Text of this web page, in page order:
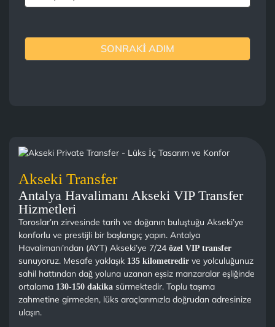
SONRAKİ ADIM
Akseki Transfer
Antalya Havalimanı Akseki VIP Transfer
Hizmetleri
Toroslar’ın zirvesinde tarih ve doğanın buluştuğu Akseki’ye
konforlu ve prestijli bir başlangıç yapın. Antalya
Havalimanı’ndan (AYT) Akseki’ye 7/24özel VIP transfer
sunuyoruz. Mesafe yaklaşık 135 kilometredir ve yolculuğunuz
sahil hattından dağ yoluna uzanan eşsiz manzaralar eşliğinde
ortalama 130-150 dakika sürmektedir. Toplu taşıma
zahmetine girmeden, lüks araçlarımızla doğrudan adresinize
ulaşın.